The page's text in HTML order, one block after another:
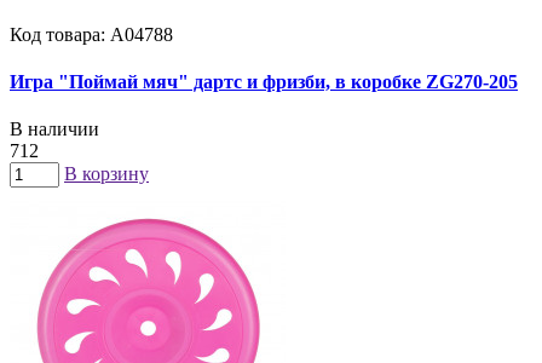
Код товара: А04788
Игра "Поймай мяч" дартс и фризби, в коробке ZG270-205
В наличии
712
В корзину